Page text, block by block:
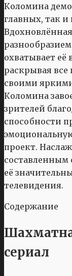
Коломина
главных, так и
охватывает
раскрывая все
своими
Коломина
зрителей
способности
проект.
составленным
её
телевидения.
Содержание
сериал